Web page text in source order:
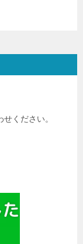
ください。